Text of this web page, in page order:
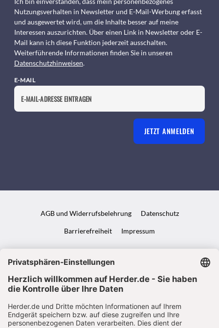
Nutzungsverhalten in Newsletter und E-Mail-Werbung erfasst
und ausgewertet wird, um die Inhalte besser auf meine
Interessen auszurichten. Über einen Link in Newsletter oder E-
Mail kann ich diese Funktion jederzeit ausschalten.
Weiterführende Informationen finden Sie in unseren
Datenschutzhinweisen.
E-MAIL
JETZT ANMELDEN
AGB und Widerrufsbelehrung Datenschutz
Barrierefreiheit Impressum
VERTRAG WIDERRUFEN